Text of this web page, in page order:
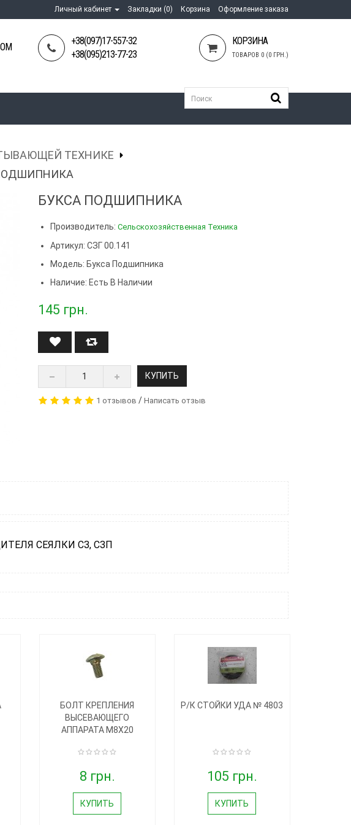
Личный кабинет Закладки (0) Корзина Оформление заказа
+38(097)17-557-32
+38(095)213-77-23
КОРЗИНА
ТОВАРОВ 0 (0 ГРН.)
ТЕХНИКЕ
БУКСА ПОДШИПНИКА
Производитель:Сельскохозяйственная Техника
Артикул: СЗГ 00.141
Модель: Букса Подшипника
Наличие: Есть В Наличии
145 грн.
КУПИТЬ
1 отзывов /Написать отзыв
СЕЯЛКИ СЗ, СЗП
БОЛТ КРЕПЛЕНИЯ
ВЫСЕВАЮЩЕГО
АППАРАТА М8Х20
8 грн.
КУПИТЬ
Р/К СТОЙКИ УДА № 4803
105 грн.
КУПИТЬ